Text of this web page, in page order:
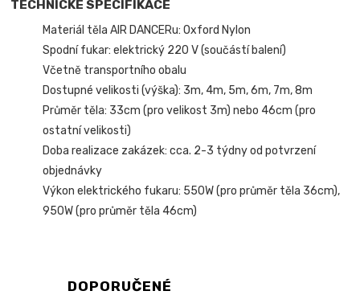
TECHNICKÉ SPECIFIKACE
Materiál těla AIR DANCERu: Oxford Nylon
Spodní fukar: elektrický 220 V (součástí balení)
Včetně transportního obalu
Dostupné velikosti (výška): 3m, 4m, 5m, 6m, 7m, 8m
Průměr těla: 33cm (pro velikost 3m) nebo 46cm (pro
ostatní velikosti)
Doba realizace zakázek: cca. 2-3 týdny od potvrzení
objednávky
Výkon elektrického fukaru: 550W (pro průměr těla 36cm),
950W (pro průměr těla 46cm)
DOPORUČENÉ